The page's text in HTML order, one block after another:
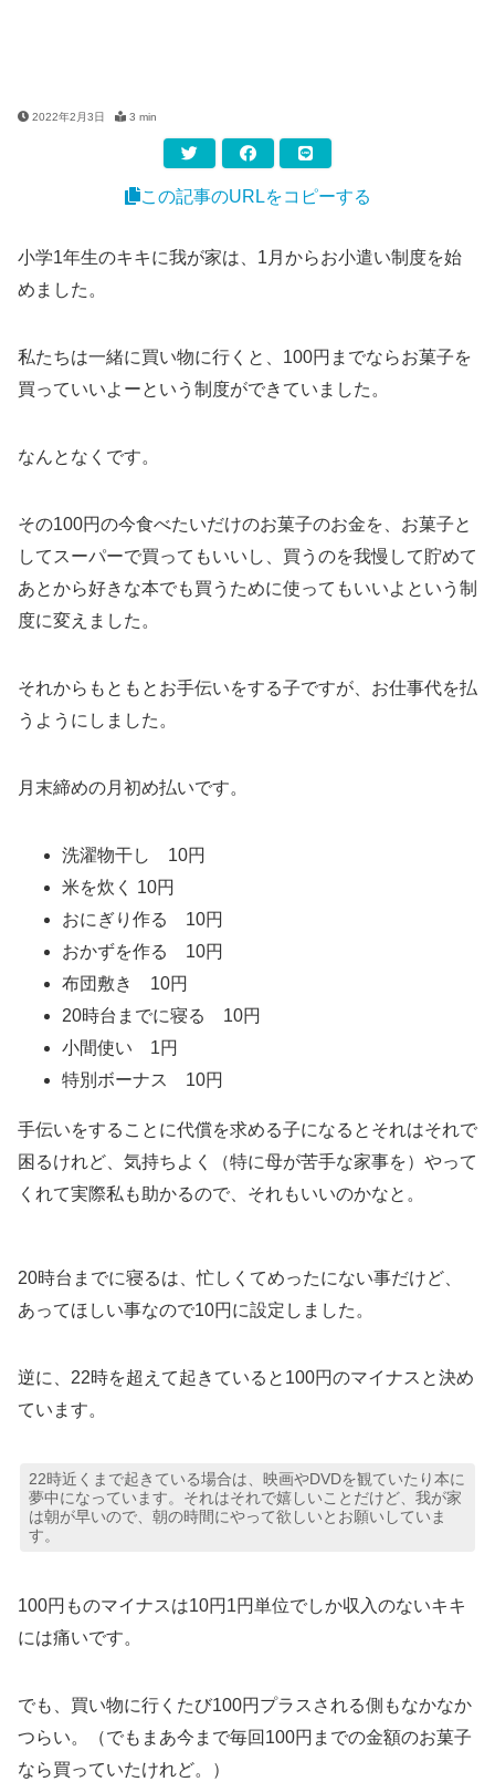
2022年2月3日 3 min
この記事のURLをコピーする
小学1年生のキキに我が家は、1月からお小遣い制度を始
めました。
私たちは一緒に買い物に行くと、100円までならお菓子を
買っていいよーという制度ができていました。
なんとなくです。
その100円の今食べたいだけのお菓子のお金を、お菓子と
してスーパーで買ってもいいし、買うのを我慢して貯めて
あとから好きな本でも買うために使ってもいいよという制
度に変えました。
それからもともとお手伝いをする子ですが、お仕事代を払
うようにしました。
月末締めの月初め払いです。
洗濯物干し 10円
米を炊く 10円
おにぎり作る 10円
おかずを作る 10円
布団敷き 10円
20時台までに寝る 10円
小間使い 1円
特別ボーナス 10円
手伝いをすることに代償を求める子になるとそれはそれで
困るけれど、気持ちよく（特に母が苦手な家事を）やって
くれて実際私も助かるので、それもいいのかなと。
20時台までに寝るは、忙しくてめったにない事だけど、
あってほしい事なので10円に設定しました。
逆に、22時を超えて起きていると100円のマイナスと決め
ています。
22時近くまで起きている場合は、映画やDVDを観ていたり本に
夢中になっています。それはそれで嬉しいことだけど、我が家
は朝が早いので、朝の時間にやって欲しいとお願いしていま
す。
100円ものマイナスは10円1円単位でしか収入のないキキ
には痛いです。
でも、買い物に行くたび100円プラスされる側もなかなか
つらい。（でもまあ今まで毎回100円までの金額のお菓子
なら買っていたけれど。）